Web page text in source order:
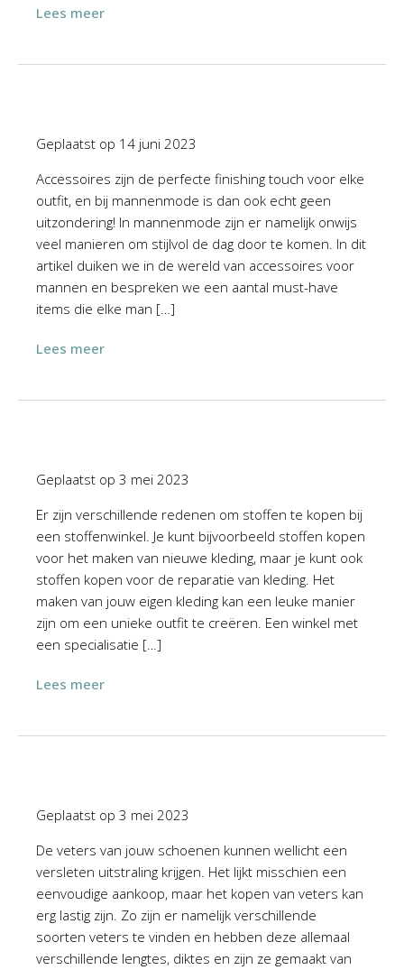
Lees meer
Geplaatst op 14 juni 2023
Accessoires zijn de perfecte finishing touch voor elke
outfit, en bij mannenmode is dan ook echt geen
uitzondering! In mannenmode zijn er namelijk onwijs
veel manieren om stijlvol de dag door te komen. In dit
artikel duiken we in de wereld van accessoires voor
mannen en bespreken we een aantal must-have
items die elke man […]
Lees meer
Geplaatst op 3 mei 2023
Er zijn verschillende redenen om stoffen te kopen bij
een stoffenwinkel. Je kunt bijvoorbeeld stoffen kopen
voor het maken van nieuwe kleding, maar je kunt ook
stoffen kopen voor de reparatie van kleding. Het
maken van jouw eigen kleding kan een leuke manier
zijn om een unieke outfit te creëren. Een winkel met
een specialisatie […]
Lees meer
Geplaatst op 3 mei 2023
De veters van jouw schoenen kunnen wellicht een
versleten uitstraling krijgen. Het lijkt misschien een
eenvoudige aankoop, maar het kopen van veters kan
erg lastig zijn. Zo zijn er namelijk verschillende
soorten veters te vinden en hebben deze allemaal
verschillende lengtes, diktes en zijn ze gemaakt van